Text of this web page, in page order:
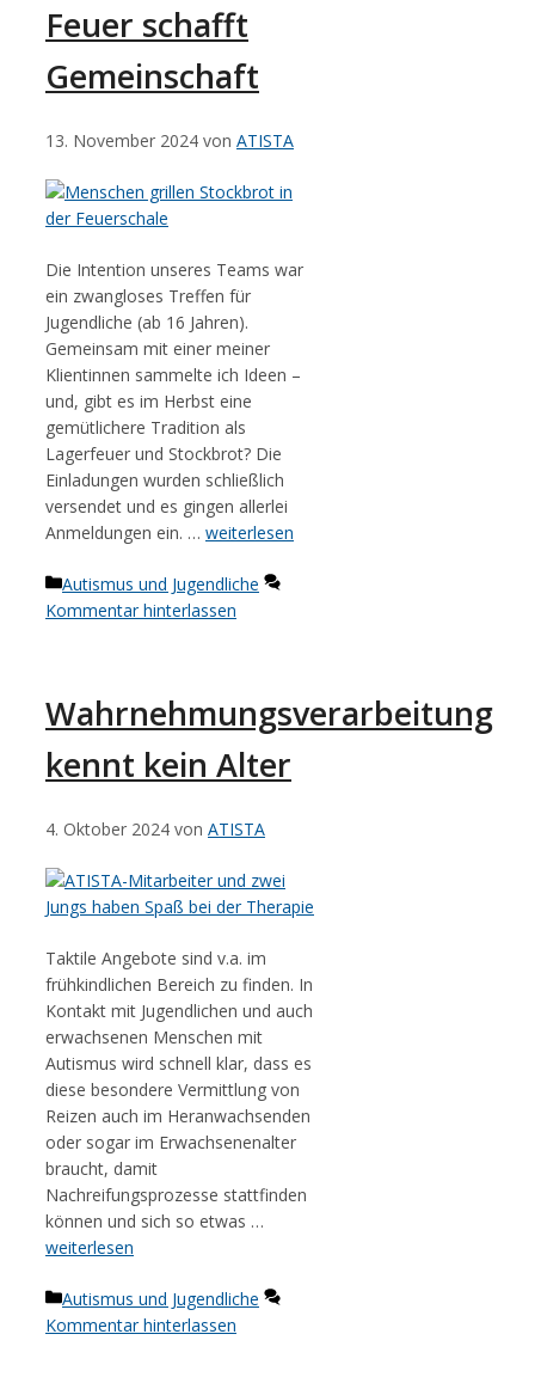
Feuer schafft
Gemeinschaft
13. November 2024 von ATISTA
Die Intention unseres Teams war
ein zwangloses Treffen für
Jugendliche (ab 16 Jahren).
Gemeinsam mit einer meiner
Klientinnen sammelte ich Ideen –
und, gibt es im Herbst eine
gemütlichere Tradition als
Lagerfeuer und Stockbrot? Die
Einladungen wurden schließlich
versendet und es gingen allerlei
Anmeldungen ein. … weiterlesen
Kategorien
Autismus und Jugendliche
Kommentar hinterlassen
Wahrnehmungsverarbeitung
kennt kein Alter
4. Oktober 2024 von ATISTA
Taktile Angebote sind v.a. im
frühkindlichen Bereich zu finden. In
Kontakt mit Jugendlichen und auch
erwachsenen Menschen mit
Autismus wird schnell klar, dass es
diese besondere Vermittlung von
Reizen auch im Heranwachsenden
oder sogar im Erwachsenenalter
braucht, damit
Nachreifungsprozesse stattfinden
können und sich so etwas …
weiterlesen
Kategorien
Autismus und Jugendliche
Kommentar hinterlassen